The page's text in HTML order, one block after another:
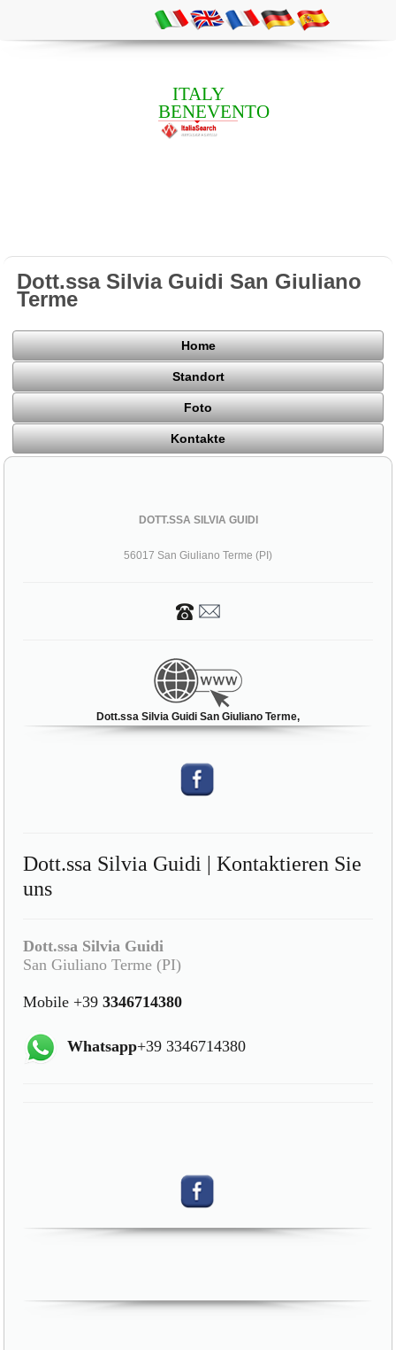
ITALY
BENEVENTO
Dott.ssa Silvia Guidi San Giuliano
Terme
Home
Standort
Foto
Kontakte
DOTT.SSA SILVIA GUIDI
56017 San Giuliano Terme (PI)
Dott.ssa Silvia Guidi San Giuliano Terme,
Dott.ssa Silvia Guidi | Kontaktieren Sie
uns
Dott.ssa Silvia Guidi
San Giuliano Terme (PI)
Mobile +393346714380
Whatsapp+39 3346714380